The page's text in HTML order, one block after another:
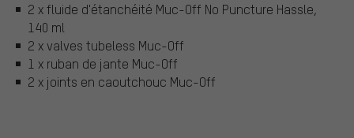
2 x fluide d'étanchéité Muc-Off No Puncture Hassle,
140 ml
2 x valves tubeless Muc-Off
1 x ruban de jante Muc-Off
2 x joints en caoutchouc Muc-Off